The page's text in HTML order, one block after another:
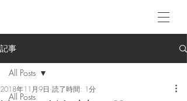
記事
All Posts
All Posts
2018年11月9日 読了時間: 1分